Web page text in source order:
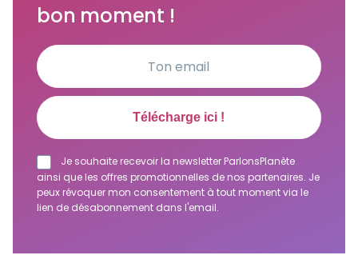
bon moment !
Je souhaite recevoir la newsletter ParlonsPlanète
ainsi que les offres promotionnelles de nos partenaires. Je
peux révoquer mon consentement à tout moment via le
lien de désabonnement dans l'email.